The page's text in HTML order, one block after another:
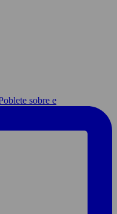
sobre e